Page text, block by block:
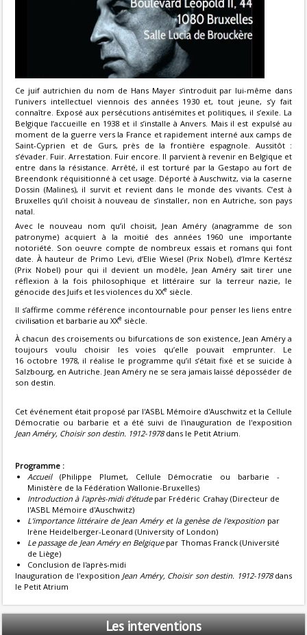
Ce juif autrichien du nom de Hans Mayer s’introduit par lui-même dans
l’univers intellectuel viennois des années 1930 et, tout jeune, s’y fait
connaître. Exposé aux persécutions antisémites et politiques, il s’exile. La
Belgique l’accueille en 1938 et il s’installe à Anvers. Mais il est expulsé au
moment de la guerre vers la France et rapidement interné aux camps de
Saint-Cyprien et de Gurs, près de la frontière espagnole. Aussitôt :
s’évader. Fuir. Arrestation. Fuir encore. Il parvient à revenir en Belgique et
entre dans la résistance. Arrêté, il est torturé par la Gestapo au fort de
Breendonk réquisitionné à cet usage. Déporté à Auschwitz, via la caserne
Dossin (Malines), il survit et revient dans le monde des vivants. C’est à
Bruxelles qu’il choisit à nouveau de s’installer, non en Autriche, son pays
natal.
Avec le nouveau nom qu’il choisit, Jean Améry (anagramme de son
patronyme) acquiert à la moitié des années 1960 une importante
notoriété. Son oeuvre compte de nombreux essais et romans qui font
date. À hauteur de Primo Levi, d’Elie Wiesel (Prix Nobel), d’Imre Kertész
(Prix Nobel) pour qui il devient un modèle, Jean Améry sait tirer une
réflexion à la fois philosophique et littéraire sur la terreur nazie, le
génocide des Juifs et les violences du XXe siècle.
Il s’affirme comme référence incontournable pour penser les liens entre
civilisation et barbarie au XXe siècle.
À chacun des croisements ou bifurcations de son existence, Jean Améry a
toujours voulu choisir les voies qu’elle pouvait emprunter. Le
16 octobre 1978, il réalise le programme qu’il s’était fixé et se suicide à
Salzbourg, en Autriche. Jean Améry ne se sera jamais laissé déposséder de
son destin.
Cet événement était proposé par l'ASBL Mémoire d'Auschwitz et la Cellule
Démocratie ou barbarie et a été suivi de l'inauguration de l'exposition
Jean Améry, Choisir son destin. 1912-1978dans le Petit Atrium.
Programme :
Accueil(Philippe Plumet, Cellule Démocratie ou barbarie -
Ministère de la Fédération Wallonie-Bruxelles)
Introduction à l'après-midi d'étudepar Frédéric Crahay (Directeur de
l'ASBL Mémoire d'Auschwitz)
L'importance littéraire de Jean Améry et la genèse de l'exposition par
Irène Heidelberger-Leonard (University of London)
Le passage de Jean Améry en Belgiquepar Thomas Franck (Université
de Liège)
Conclusion de l'après-midi
Inauguration de l'exposition Jean Améry, Choisir son destin. 1912-1978dans
le Petit Atrium
Lesinterventions